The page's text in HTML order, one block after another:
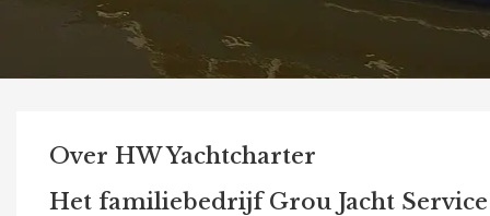
Over HW Yachtcharter
Het familiebedrijf Grou Jacht